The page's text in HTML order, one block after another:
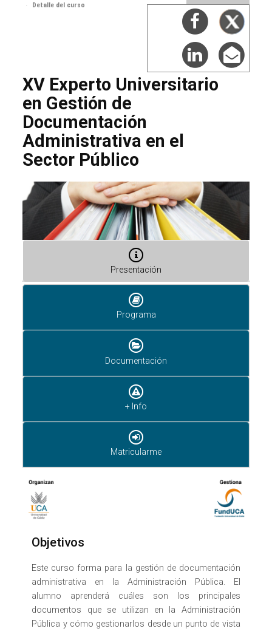
Detalle del curso
XV Experto Universitario
en Gestión de
Documentación
Administrativa en el
Sector Público
Presentación
Programa
Documentación
+ Info
Matricularme
Objetivos
Este curso forma para la gestión de documentación
administrativa en la Administración Pública. El
alumno aprenderá cuáles son los principales
documentos que se utilizan en la Administración
Pública y cómo gestionarlos desde un punto de vista